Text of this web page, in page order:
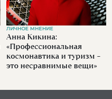
ЛИЧНОЕ МНЕНИЕ
Анна Кикина:
«Профессиональная
космонавтика и туризм –
это несравнимые вещи»